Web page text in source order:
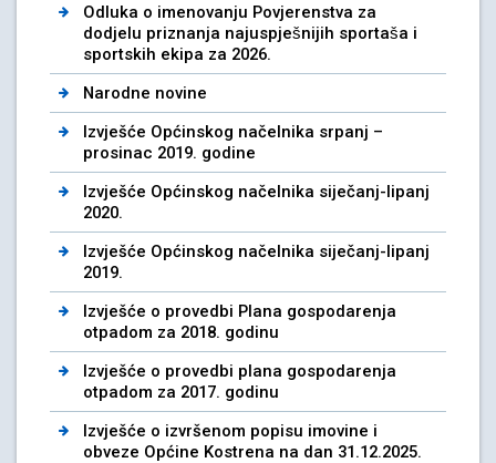
Odluka o imenovanju Povjerenstva za
dodjelu priznanja najuspješnijih sportaša i
sportskih ekipa za 2026.
Narodne novine
Izvješće Općinskog načelnika srpanj –
prosinac 2019. godine
Izvješće Općinskog načelnika siječanj-lipanj
2020.
Izvješće Općinskog načelnika siječanj-lipanj
2019.
Izvješće o provedbi Plana gospodarenja
otpadom za 2018. godinu
Izvješće o provedbi plana gospodarenja
otpadom za 2017. godinu
Izvješće o izvršenom popisu imovine i
obveze Općine Kostrena na dan 31.12.2025.